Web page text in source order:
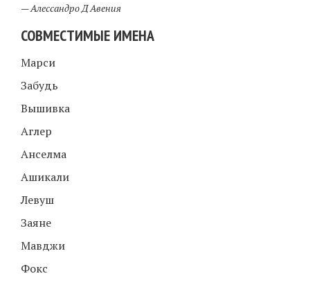
—Алессандро Д Авения
СОВМЕСТИМЫЕ ИМЕНА
Марси
Забудь
Вышивка
Аглер
Анселма
Ашикали
Левуш
Заяне
Мавджи
Фокс